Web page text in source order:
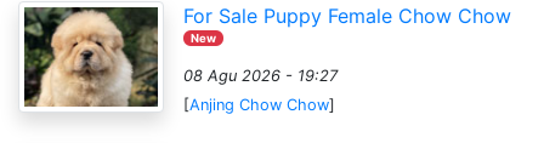
For Sale Puppy Female Chow Chow
New
08 Agu 2026 - 19:27
[Anjing Chow Chow]